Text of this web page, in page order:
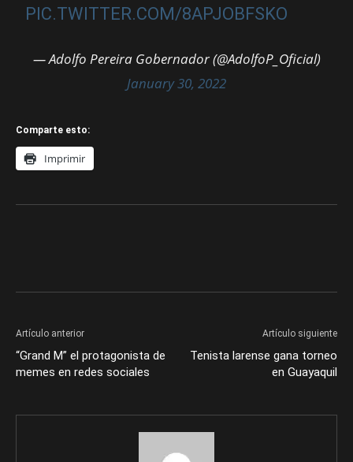
PIC.TWITTER.COM/8APJOBFSKO
— Adolfo Pereira Gobernador (@AdolfoP_Oficial)
January 30, 2022
Comparte esto:
Imprimir
Artículo anterior
“Grand M” el protagonista de
memes en redes sociales
Artículo siguiente
Tenista larense gana torneo
en Guayaquil